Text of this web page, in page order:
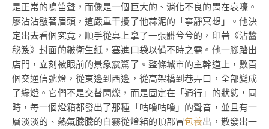
是正常的鳴笛聲，而像是一個巨大的、消化不良的胃在哀嚎。
廖沾沾皺著眉頭，這嚴重干擾了他蒜泥的「寧靜冥想」。他決
定出去看個究竟，順手從桌上拿了一張髒兮兮的，印著《沾醬
秘笈》封面的皺衛生紙，塞進口袋以備不時之需。他一腳踏出
店門，立刻被眼前的景象震驚了。整條城市的主幹道上，數百
個交通信號燈，從東邊到西邊，從高架橋到巷弄口，全部變成
了綠燈。它們不是交替閃爍，而是固定在「通行」的狀態，同
時，每一個燈箱都發出了那種「咕嚕咕嚕」的聲音，並且有一
層淡淡的、熱氣騰騰的白霧從燈箱的頂部冒包養出，散發出一